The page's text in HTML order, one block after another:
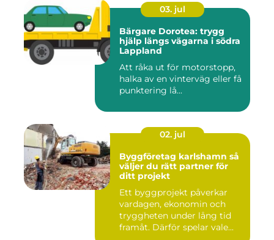
03. jul
Bärgare Dorotea: trygg
hjälp längs vägarna i södra
Lappland
Att råka ut för motorstopp,
halka av en vinterväg eller få
punktering lå...
02. jul
Byggföretag karlshamn så
väljer du rätt partner för
ditt projekt
Ett byggprojekt påverkar
vardagen, ekonomin och
tryggheten under lång tid
framåt. Därför spelar vale...